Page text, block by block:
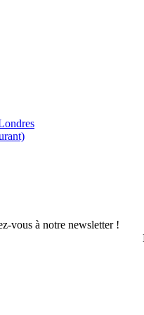
vous à notre newsletter !